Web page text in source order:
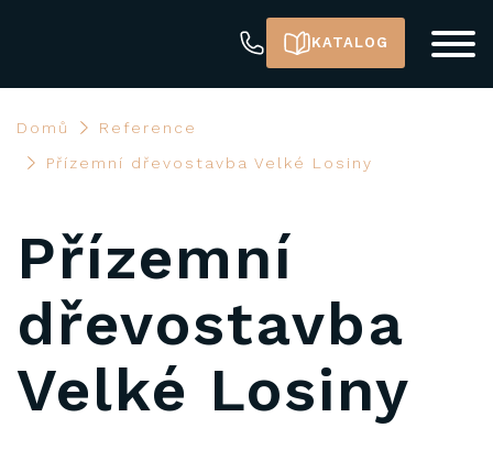
KATALOG
Domů
Reference
Přízemní dřevostavba Velké Losiny
Přízemní
dřevostavba
Velké Losiny